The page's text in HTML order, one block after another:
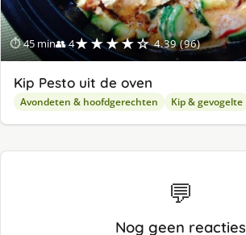
⏱ 45 min👥 4★★★★☆ 4.39 (96)
Kip Pesto uit de oven
Avondeten & hoofdgerechten Kip & gevogelte
💬
Nog geen reacties